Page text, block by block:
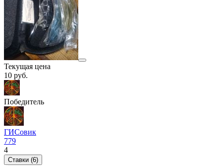
Текущая цена
10 руб.
Победитель
ГИСовик
779
4
Ставки (6)